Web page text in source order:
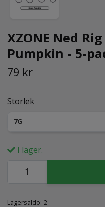
XZONE Ned
Pumpkin - 5-
79 kr
Storlek
7G
I lager.
Lagersaldo: 2